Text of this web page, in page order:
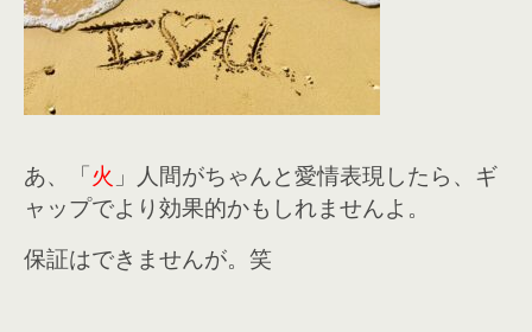
あ、「火 」人間がちゃんと愛情表現したら、ギ
ャップでより効果的かもしれませんよ。
保証はできませんが。笑